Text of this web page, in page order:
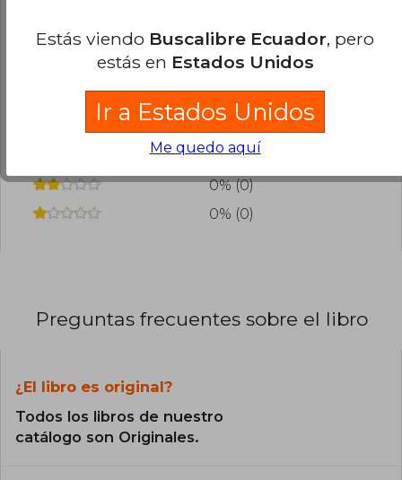
¿Leíste este libro? Inicia sesiónpara poder
agregar tu propia evaluación .
0% (0)
0% (0)
0% (0)
0% (0)
0% (0)
Preguntas frecuentes sobre el libro
¿El libro es original?
Todos los libros de nuestro
catálogo son Originales.
Estás viendo Buscalibre Ecuador, pero
estás en Estados Unidos
Ir a Estados Unidos
Me quedo aquí